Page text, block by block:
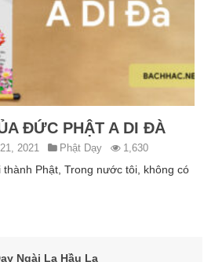
ĐỨC PHẬT A DI ĐÀ
2021 Phật Dạy 1,630
Phật, Trong nước tôi, không có
Ngài La Hầu La